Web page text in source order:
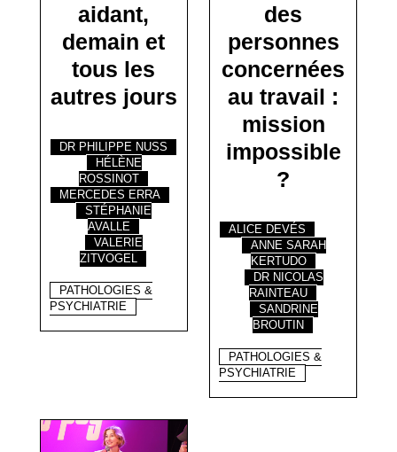
aidant,
demain et
tous les
autres jours
DR PHILIPPE NUSS
HÉLÈNE
ROSSINOT
MERCEDES ERRA
STÉPHANIE
AVALLE
VALERIE
ZITVOGEL
PATHOLOGIES &
PSYCHIATRIE
des
personnes
concernées
au travail :
mission
impossible
?
ALICE DEVÉS
ANNE SARAH
KERTUDO
DR NICOLAS
RAINTEAU
SANDRINE
BROUTIN
PATHOLOGIES &
PSYCHIATRIE